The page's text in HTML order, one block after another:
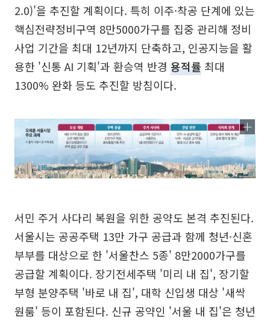
2.0)'을 추진할 계획이다. 특히 이주·착공 단계에 있는
핵심전략정비구역 8만5000가구를 집중 관리해 정비
사업 기간을 최대 12년까지 단축하고, 인공지능을 활
용한 '신통 AI 기획'과 환승역 반경 용적률 최대
1300% 완화 등도 추진할 방침이다.
서민 주거 사다리 복원을 위한 공약도 본격 추진된다.
서울시는 공공주택 13만 가구 공급과 함께 청년·신혼
부부를 대상으로 한 '서울찬스 5종' 8만2000가구를
공급할 계획이다. 장기전세주택 '미리 내 집', 장기할
부형 분양주택 '바로 내 집', 대학 신입생 대상 '새싹
원룸' 등이 포함된다. 신규 공약인 '서울 내 집'은 청년